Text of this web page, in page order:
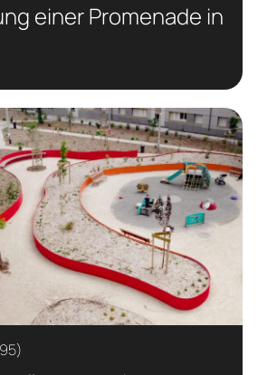
einer Promenade in